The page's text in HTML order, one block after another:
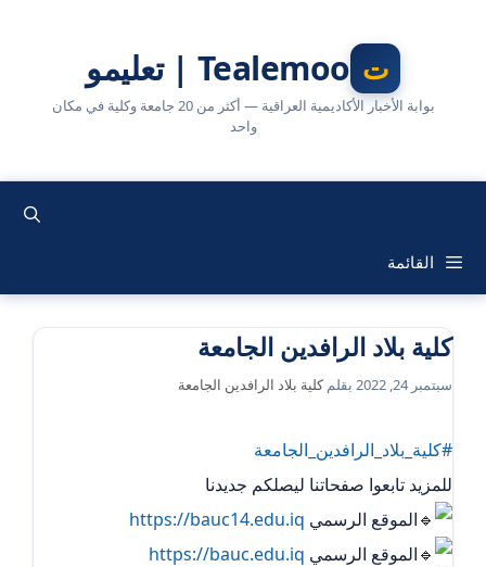
Tealemoo | تعليمو
بوابة الأخبار الأكاديمية العراقية — أكثر من 20 جامعة وكلية في مكان
واحد
القائمة
كلية بلاد الرافدين الجامعة
سبتمبر 24, 2022 بقلمكلية بلاد الرافدين الجامعة
#كلية_بلاد_الرافدين_الجامعة
للمزيد تابعوا صفحاتنا ليصلكم جديدنا
الموقع الرسمي https://bauc14.edu.iq
الموقع الرسمي https://bauc.edu.iq